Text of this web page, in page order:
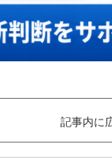
記事内に